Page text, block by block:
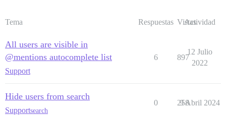
Tema Respuestas Vistas
Actividad
All users are visible in
@mentions autocomplete list
Support
6 897
12 Julio
2022
Hide users from search
Supportsearch
0 258
9 Abril 2024